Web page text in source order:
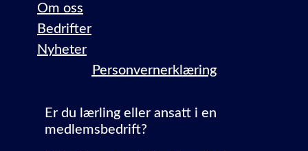
Om oss
Bedrifter
Nyheter
Personvernerklæring
Er du lærling eller ansatt i en
medlemsbedrift?